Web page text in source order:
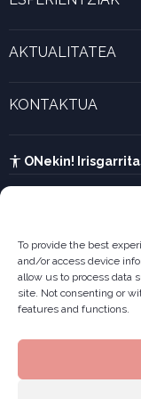
To provide the best
and/or access device
allow us to process data
site. Not consenting or
features and functions.
UTA kalkulagailua
AKTUALITATEA
KONTAKTUA
ONekin!